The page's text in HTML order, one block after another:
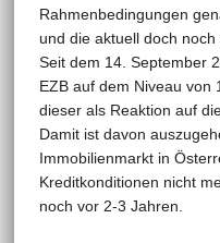
Rahmenbedingungen
und die aktuell doch
Seit dem 14. September
EZB auf dem Niveau von
dieser als Reaktion auf
Damit ist davon
Immobilienmarkt in
Kreditkonditionen nicht
noch vor 2-3 Jahren.